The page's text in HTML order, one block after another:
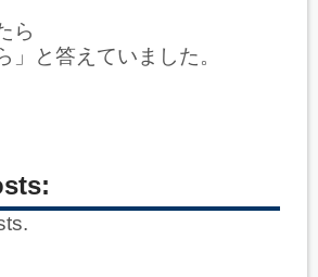
ら
」と答えていました。